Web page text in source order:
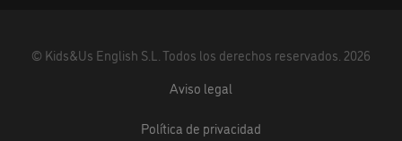
© Kids&Us English S.L.Todos los derechos reservados. 2026
Aviso legal
Política de privacidad